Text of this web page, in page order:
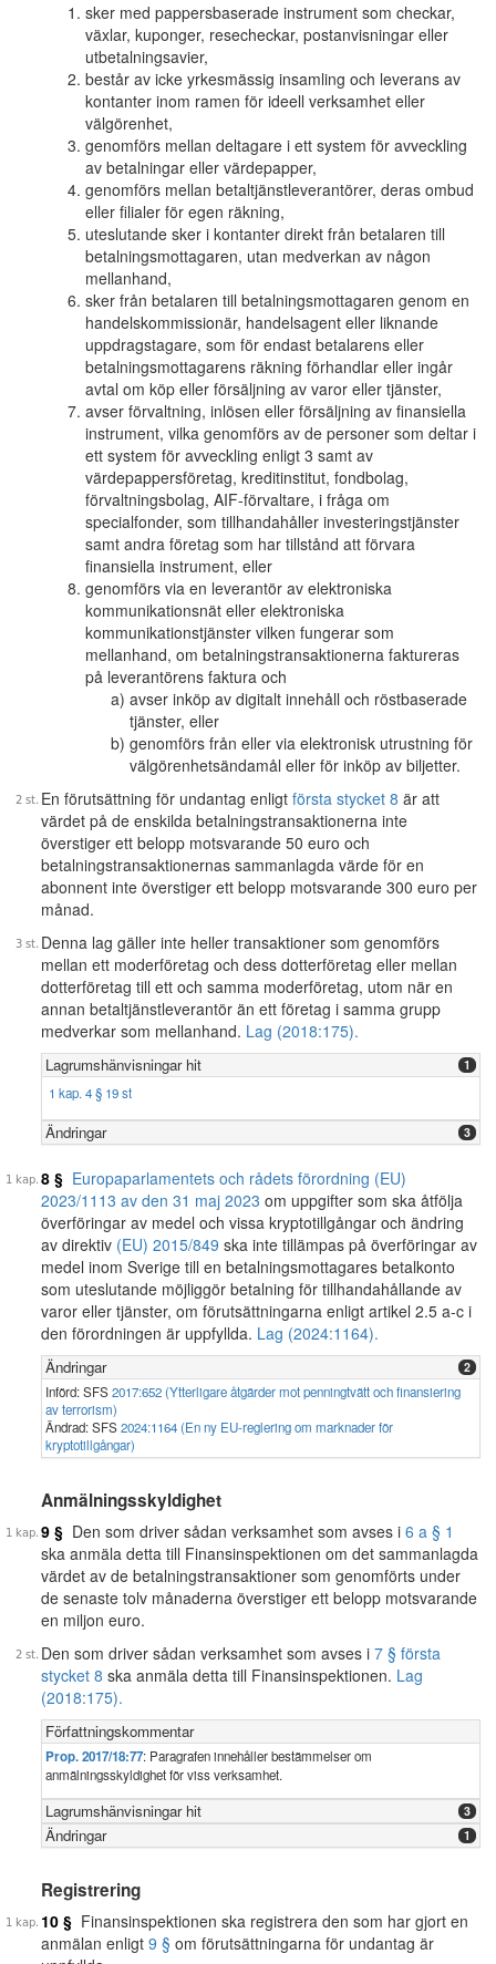
sker med pappersbaserade instrument som checkar,
växlar, kuponger, resecheckar, postanvisningar eller
utbetalningsavier,
består av icke yrkesmässig insamling och leverans av
kontanter inom ramen för ideell verksamhet eller
välgörenhet,
genomförs mellan deltagare i ett system för avveckling
av betalningar eller värdepapper,
genomförs mellan betaltjänstleverantörer, deras ombud
eller filialer för egen räkning,
uteslutande sker i kontanter direkt från betalaren till
betalningsmottagaren, utan medverkan av någon
mellanhand,
sker från betalaren till betalningsmottagaren genom en
handelskommissionär, handelsagent eller liknande
uppdragstagare, som för endast betalarens eller
betalningsmottagarens räkning förhandlar eller ingår
avtal om köp eller försäljning av varor eller tjänster,
avser förvaltning, inlösen eller försäljning av finansiella
instrument, vilka genomförs av de personer som deltar i
ett system för avveckling enligt 3 samt av
värdepappersföretag, kreditinstitut, fondbolag,
förvaltningsbolag, AIF-förvaltare, i fråga om
specialfonder, som tillhandahåller investeringstjänster
samt andra företag som har tillstånd att förvara
finansiella instrument, eller
genomförs via en leverantör av elektroniska
kommunikationsnät eller elektroniska
kommunikationstjänster vilken fungerar som
mellanhand, om betalningstransaktionerna faktureras
på leverantörens faktura och
avser inköp av digitalt innehåll och röstbaserade
tjänster, eller
genomförs från eller via elektronisk utrustning för
välgörenhetsändamål eller för inköp av biljetter.
En förutsättning för undantag enligt första stycket 8 är att
värdet på de enskilda betalningstransaktionerna inte
överstiger ett belopp motsvarande 50 euro och
betalningstransaktionernas sammanlagda värde för en
abonnent inte överstiger ett belopp motsvarande 300 euro per
månad.
Denna lag gäller inte heller transaktioner som genomförs
mellan ett moderföretag och dess dotterföretag eller mellan
dotterföretag till ett och samma moderföretag, utom när en
annan betaltjänstleverantör än ett företag i samma grupp
medverkar som mellanhand. Lag (2018:175).
Lagrumshänvisningar hit 1
1 kap. 4 § 19 st
Ändringar 3
8 § Europaparlamentets och rådets förordning (EU)
2023/1113 av den 31 maj 2023 om uppgifter som ska åtfölja
överföringar av medel och vissa kryptotillgångar och ändring
av direktiv (EU) 2015/849 ska inte tillämpas på överföringar av
medel inom Sverige till en betalningsmottagares betalkonto
som uteslutande möjliggör betalning för tillhandahållande av
varor eller tjänster, om förutsättningarna enligt artikel 2.5 a-c i
den förordningen är uppfyllda. Lag (2024:1164).
Ändringar 2
Införd: SFS2017:652 (Ytterligare åtgärder mot penningtvätt och finansiering
av terrorism)
Ändrad: SFS2024:1164 (En ny EU-reglering om marknader för
kryptotillgångar)
Anmälningsskyldighet
9 § Den som driver sådan verksamhet som avses i 6 a § 1
ska anmäla detta till Finansinspektionen om det sammanlagda
värdet av de betalningstransaktioner som genomförts under
de senaste tolv månaderna överstiger ett belopp motsvarande
en miljon euro.
Den som driver sådan verksamhet som avses i 7 § första
stycket 8 ska anmäla detta till Finansinspektionen. Lag
(2018:175).
Författningskommentar
Prop. 2017/18:77: Paragrafen innehåller bestämmelser om
anmälningsskyldighet för viss verksamhet.
Lagrumshänvisningar hit 3
Ändringar 1
Registrering
10 § Finansinspektionen ska registrera den som har gjort en
anmälan enligt 9 § om förutsättningarna för undantag är